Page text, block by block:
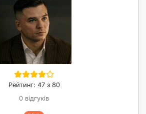
Рейтинг: 47 з 80
0 відгуків